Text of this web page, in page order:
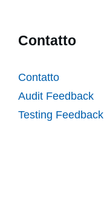
Contatto
Contatto
Audit Feedback
Testing Feedback